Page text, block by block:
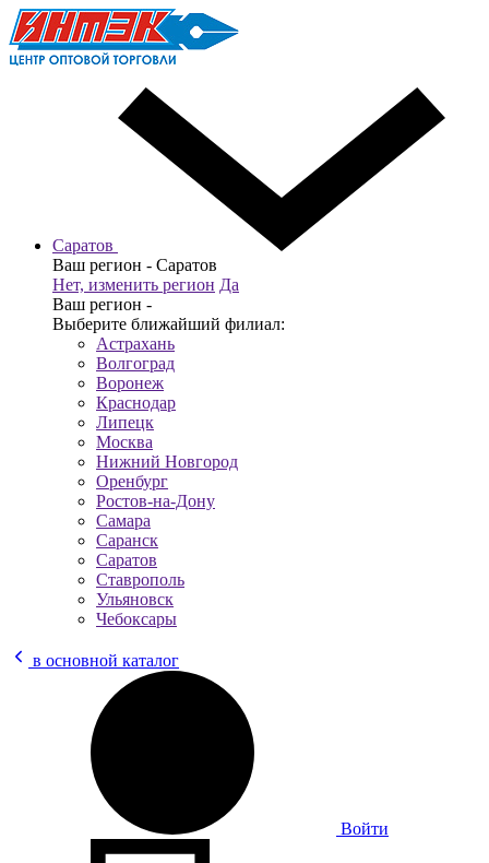
Саратов
Ваш регион - Саратов
Нет, изменить регион Да
Ваш регион -
Выберите ближайший филиал:
Астрахань
Волгоград
Воронеж
Краснодар
Липецк
Москва
Нижний Новгород
Оренбург
Ростов-на-Дону
Самара
Саранск
Саратов
Ставрополь
Ульяновск
Чебоксары
в основной каталог
Войти